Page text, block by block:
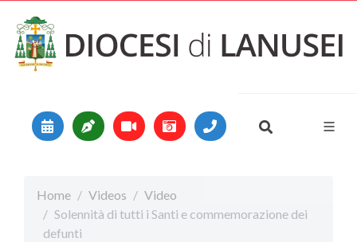
Main Navigation
Home Videos
Video
Solennità di tutti i Santi e commemorazione dei
defunti